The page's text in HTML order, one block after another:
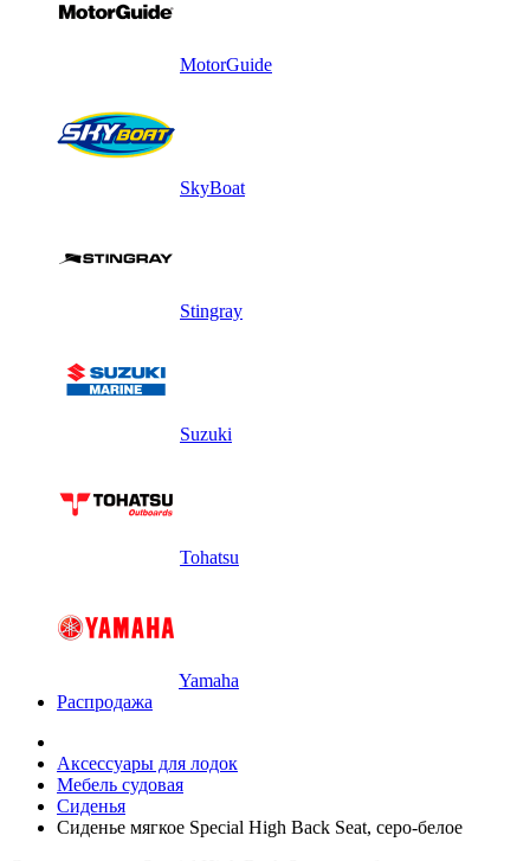
MotorGuide
SkyBoat
Stingray
Suzuki
Tohatsu
Yamaha
Распродажа
Аксессуары для лодок
Мебель судовая
Сиденья
Сиденье мягкое Special High Back Seat, серо-белое